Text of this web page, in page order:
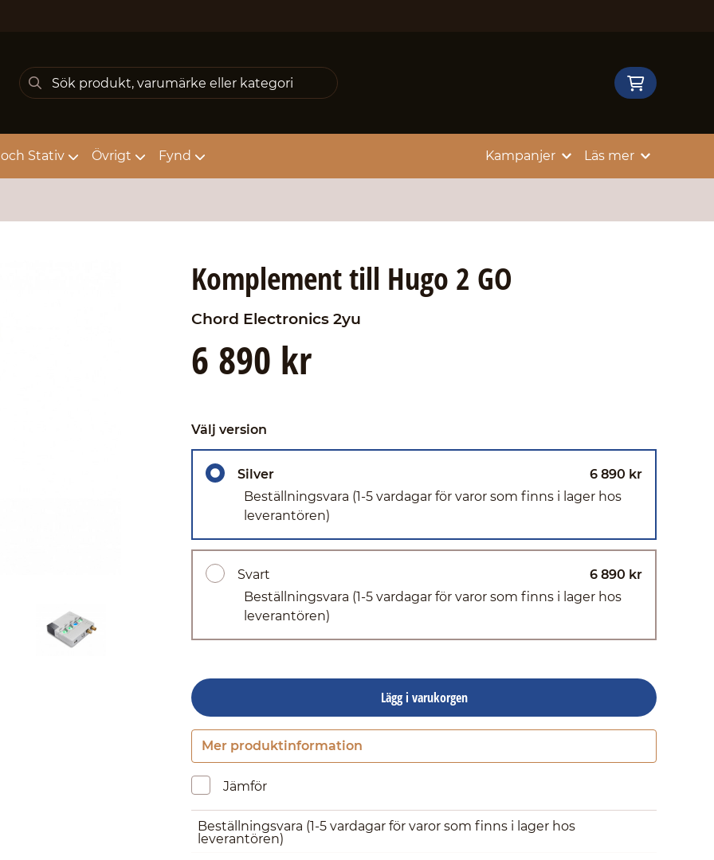
Stativ Övrigt Fynd Kampanjer Läs mer
Komplement till Hugo 2 GO
Chord Electronics 2yu
6 890 kr
Välj version
Silver
6 890 kr
Beställningsvara (1-5 vardagar för varor som finns i lager hos
leverantören)
Svart
6 890 kr
Beställningsvara (1-5 vardagar för varor som finns i lager hos
leverantören)
Lägg i varukorgen
Mer produktinformation
Jämför
Beställningsvara (1-5 vardagar för varor som finns i lager hos
leverantören)